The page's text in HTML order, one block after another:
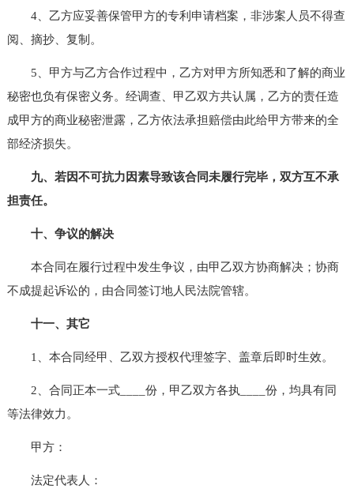
4、乙方应妥善保管甲方的专利申请档案，非涉案人员不得查
阅、摘抄、复制。
5、甲方与乙方合作过程中，乙方对甲方所知悉和了解的商业
秘密也负有保密义务。经调查、甲乙双方共认属，乙方的责任造
成甲方的商业秘密泄露，乙方依法承担赔偿由此给甲方带来的全
部经济损失。
九、若因不可抗力因素导致该合同未履行完毕，双方互不承
担责任。
十、争议的解决
本合同在履行过程中发生争议，由甲乙双方协商解决；协商
不成提起诉讼的，由合同签订地人民法院管辖。
十一、其它
1、本合同经甲、乙双方授权代理签字、盖章后即时生效。
2、合同正本一式____份，甲乙双方各执____份，均具有同
等法律效力。
甲方：
法定代表人：